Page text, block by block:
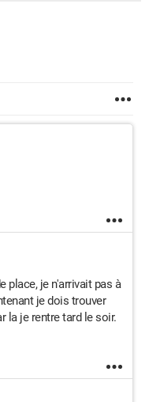
place, je n'arrivait pas à
je dois trouver
la je rentre tard le soir.